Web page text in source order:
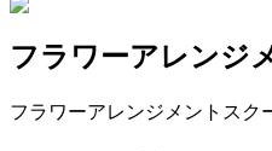
フラワーアレンジ
フラワーアレンジメントスク